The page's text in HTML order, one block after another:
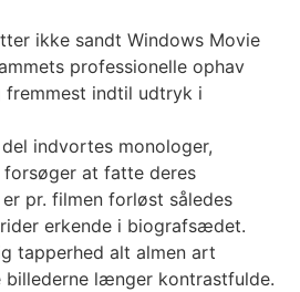
ikke sandt Windows Movie
professionelle ophav
indtil udtryk i
indvortes monologer,
at fatte deres
pr. filmen forløst således
erkende i biografsædet.
tapperhed alt almen art
billederne længer kontrastfulde.